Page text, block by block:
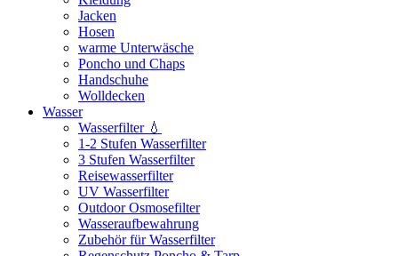
Jacken
Hosen
warme Unterwäsche
Poncho und Chaps
Handschuhe
Wolldecken
Wasser
Wasserfilter 💧
1-2 Stufen Wasserfilter
3 Stufen Wasserfilter
Reisewasserfilter
UV Wasserfilter
Outdoor Osmosefilter
Wasseraufbewahrung
Zubehör für Wasserfilter